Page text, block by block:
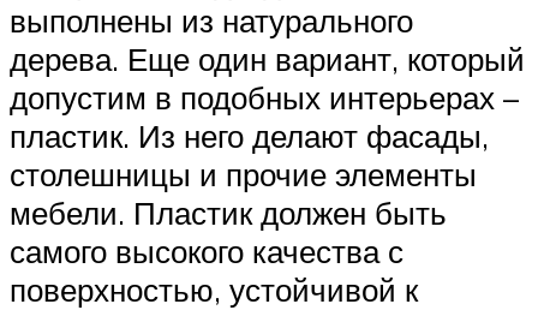
выполнены из натурального
дерева. Еще один вариант, который
допустим в подобных интерьерах –
пластик. Из него делают фасады,
столешницы и прочие элементы
мебели. Пластик должен быть
самого высокого качества с
поверхностью, устойчивой к